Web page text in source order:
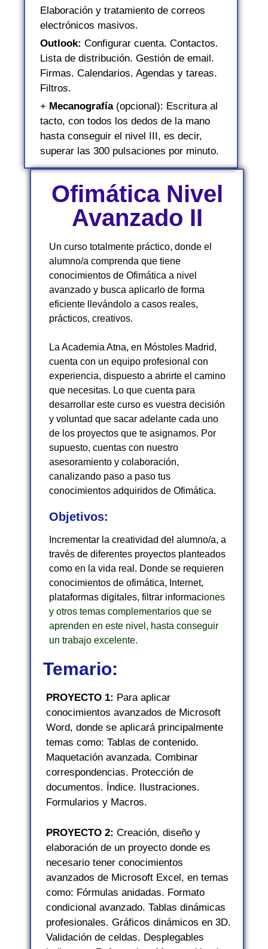
Elaboración y tratamiento de correos
electrónicos masivos.
Outlook: Configurar cuenta. Contactos.
Lista de distribución. Gestión de email.
Firmas. Calendarios. Agendas y tareas.
Filtros.
+ Mecanografía(opcional): Escritura al
tacto, con todos los dedos de la mano
hasta conseguir el nivel III, es decir,
superar las 300 pulsaciones por minuto.
Ofimática Nivel
Avanzado II
Un curso totalmente práctico, donde el
alumno/a comprenda que tiene
conocimientos de Ofimática a nivel
avanzado y busca aplicarlo de forma
eficiente llevándolo a casos reales,
prácticos, creativos.
La Academia Atna, en Móstoles Madrid,
cuenta con un equipo profesional con
experiencia, dispuesto a abrirte el camino
que necesitas. Lo que cuenta para
desarrollar este curso es vuestra decisión
y voluntad que sacar adelante cada uno
de los proyectos que te asignamos. Por
supuesto, cuentas con nuestro
asesoramiento y colaboración,
canalizando paso a paso tus
conocimientos adquiridos de Ofimática.
Objetivos:
Incrementar la creatividad del alumno/a, a
través de diferentes proyectos planteados
como en la vida real. Donde se requieren
conocimientos de ofimática, Internet,
plataformas digitales, filtrar informaciones
y otros temas complementarios que se
aprenden en este nivel, hasta conseguir
un trabajo excelente.
Temario:
PROYECTO 1: Para aplicar
conocimientos avanzados de Microsoft
Word, donde se aplicará principalmente
temas como: Tablas de contenido.
Maquetación avanzada. Combinar
correspondencias. Protección de
documentos. Índice. Ilustraciones.
Formularios y Macros.
PROYECTO 2: Creación, diseño y
elaboración de un proyecto donde es
necesario tener conocimientos
avanzados de Microsoft Excel, en temas
como: Fórmulas anidadas. Formato
condicional avanzado. Tablas dinámicas
profesionales. Gráficos dinámicos en 3D.
Validación de celdas. Desplegables